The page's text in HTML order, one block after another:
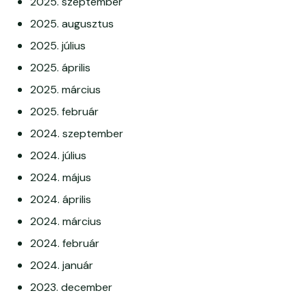
2025. augusztus
2025. július
2025. április
2025. március
2025. február
2024. szeptember
2024. július
2024. május
2024. április
2024. március
2024. február
2024. január
2023. december